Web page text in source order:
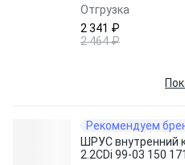
Отгрузка
2 341 ₽
2 464 ₽
Рекомендуем
ШРУС внутренний
2.2CDi 99-03 150